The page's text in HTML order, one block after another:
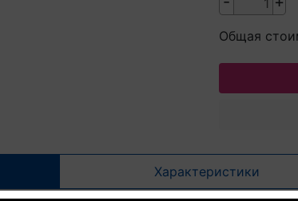
Общая
Характеристики